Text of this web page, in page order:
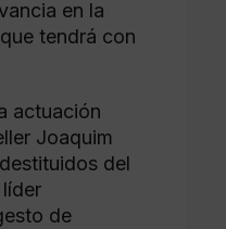
en la
tendrá con
actuación
Joaquim
del
de